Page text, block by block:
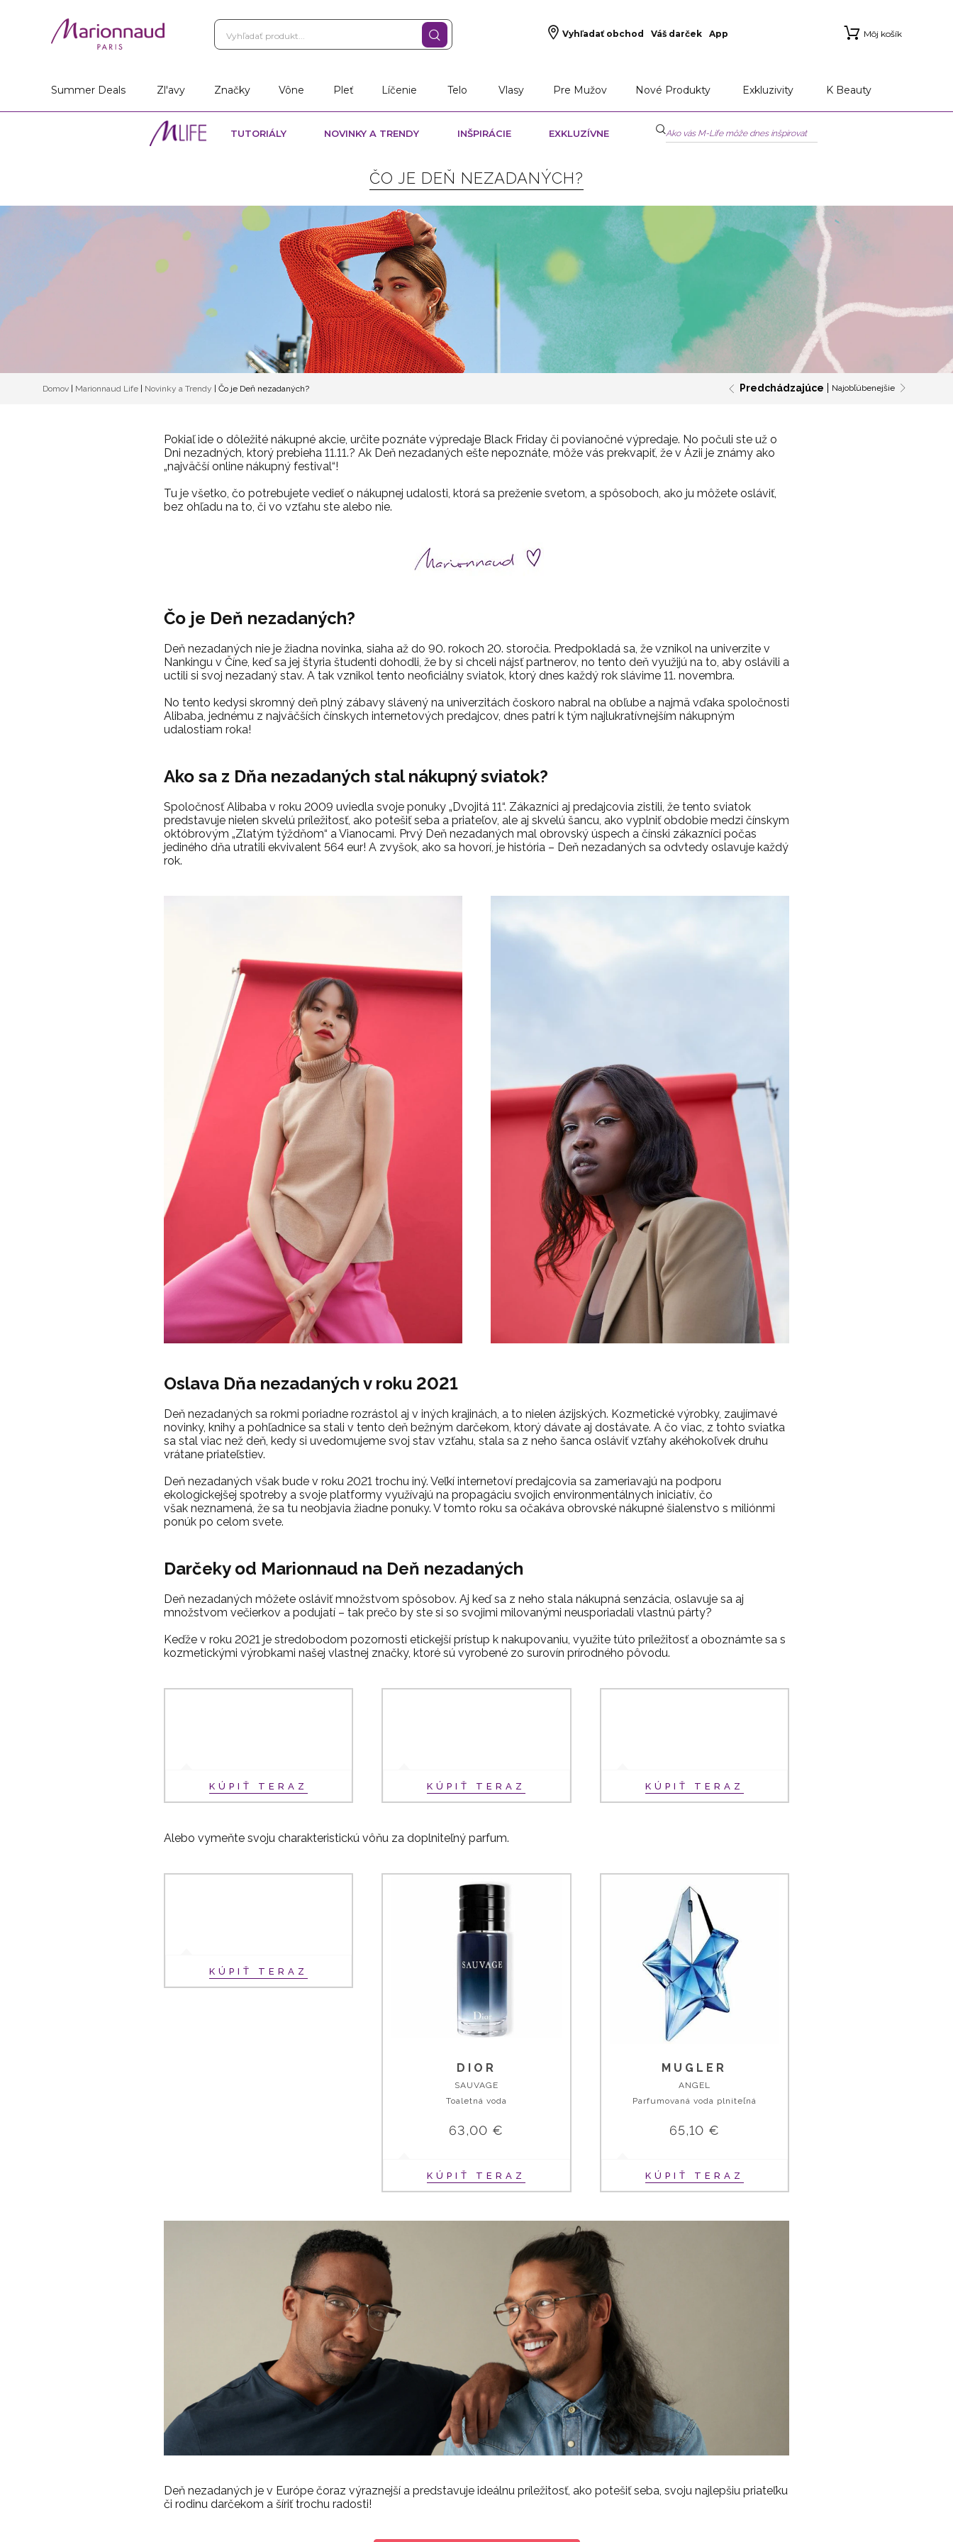
Vyhľadať obchod Váš darček App Môj košík
Summer Deals Zl'avy Značky Vône Pleť Líčenie Telo Vlasy Pre Mužov Nové Produkty Exkluzivity K Beauty
TUTORIÁLY NOVINKY A TRENDY INŠPIRÁCIE EXKLUZÍVNE
ČO JE DEŇ NEZADANÝCH?
Domov | Marionnaud Life | Novinky a Trendy | Čo je Deň nezadaných? Predchádzajúce Najobľúbenejšie
Pokiaľ ide o dôležité nákupné akcie, určite poznáte výpredaje Black Friday či povianočné výpredaje. No počuli ste už o
Dni nezadných, ktorý prebieha 11.11.? Ak Deň nezadaných ešte nepoznáte, môže vás prekvapiť, že v Ázii je známy ako
„najväčší online nákupný festival“!
Tu je všetko, čo potrebujete vedieť o nákupnej udalosti, ktorá sa preženie svetom, a spôsoboch, ako ju môžete osláviť,
bez ohľadu na to, či vo vzťahu ste alebo nie.
Čo je Deň nezadaných?
Deň nezadaných nie je žiadna novinka, siaha až do 90. rokoch 20. storočia. Predpokladá sa, že vznikol na univerzite v
Nankingu v Číne, keď sa jej štyria študenti dohodli, že by si chceli nájsť partnerov, no tento deň využijú na to, aby oslávili a
uctili si svoj nezadaný stav. A tak vznikol tento neoficiálny sviatok, ktorý dnes každý rok slávime 11. novembra.
No tento kedysi skromný deň plný zábavy slávený na univerzitách čoskoro nabral na obľube a najmä vďaka spoločnosti
Alibaba, jednému z najväčších čínskych internetových predajcov, dnes patrí k tým najlukratívnejším nákupným
udalostiam roka!
Ako sa z Dňa nezadaných stal nákupný sviatok?
Spoločnosť Alibaba v roku 2009 uviedla svoje ponuky „Dvojitá 11“. Zákazníci aj predajcovia zistili, že tento sviatok
predstavuje nielen skvelú príležitosť, ako potešiť seba a priateľov, ale aj skvelú šancu, ako vyplniť obdobie medzi čínskym
októbrovým „Zlatým týždňom“ a Vianocami. Prvý Deň nezadaných mal obrovský úspech a čínski zákazníci počas
jediného dňa utratili ekvivalent 564 eur! A zvyšok, ako sa hovorí, je história – Deň nezadaných sa odvtedy oslavuje každý
rok.
Oslava Dňa nezadaných v roku 2021
Deň nezadaných sa rokmi poriadne rozrástol aj v iných krajinách, a to nielen ázijských. Kozmetické výrobky, zaujímavé
novinky, knihy a pohľadnice sa stali v tento deň bežným darčekom, ktorý dávate aj dostávate. A čo viac, z tohto sviatka
sa stal viac než deň, kedy si uvedomujeme svoj stav vzťahu, stala sa z neho šanca osláviť vzťahy akéhokoľvek druhu
vrátane priateľstiev.
Deň nezadaných však bude v roku 2021 trochu iný. Veľkí internetoví predajcovia sa zameriavajú na podporu
ekologickejšej spotreby a svoje platformy využívajú na propagáciu svojich environmentálnych iniciatív, čo
však neznamená, že sa tu neobjavia žiadne ponuky. V tomto roku sa očakáva obrovské nákupné šialenstvo s miliónmi
ponúk po celom svete.
Darčeky od Marionnaud na Deň nezadaných
Deň nezadaných môžete osláviť množstvom spôsobov. Aj keď sa z neho stala nákupná senzácia, oslavuje sa aj
množstvom večierkov a podujatí – tak prečo by ste si so svojimi milovanými neusporiadali vlastnú párty?
Keďže v roku 2021 je stredobodom pozornosti etickejší prístup k nakupovaniu, využite túto príležitosť a oboznámte sa s
kozmetickými výrobkami našej vlastnej značky, ktoré sú vyrobené zo surovín prírodného pôvodu.
KÚPIŤ TERAZ KÚPIŤ TERAZ KÚPIŤ TERAZ
Alebo vymeňte svoju charakteristickú vôňu za doplniteľný parfum.
KÚPIŤ TERAZ
DIOR
SAUVAGE
Toaletná voda
63,00 €
KÚPIŤ TERAZ
MUGLER
ANGEL
Parfumovaná voda plniteľná
65,10 €
KÚPIŤ TERAZ
Deň nezadaných je v Európe čoraz výraznejší a predstavuje ideálnu príležitosť, ako potešiť seba, svoju najlepšiu priateľku
či rodinu darčekom a šíriť trochu radosti!